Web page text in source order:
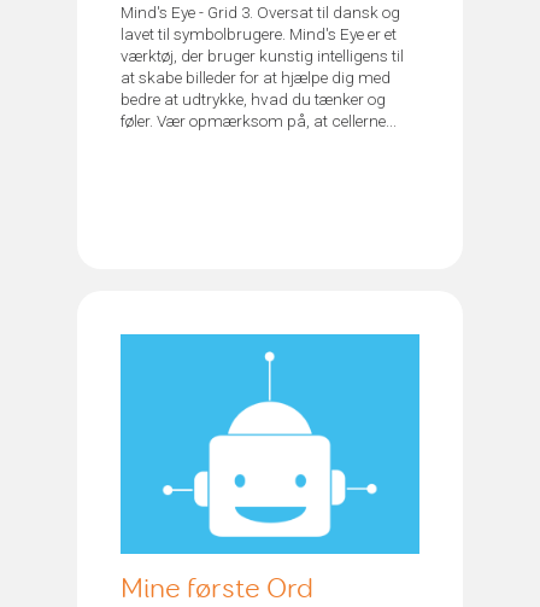
Mind's Eye - Grid 3. Oversat til dansk og
lavet til symbolbrugere. Mind's Eye er et
værktøj, der bruger kunstig intelligens til
at skabe billeder for at hjælpe dig med
bedre at udtrykke, hvad du tænker og
føler. Vær opmærksom på, at cellerne...
Mine første Ord